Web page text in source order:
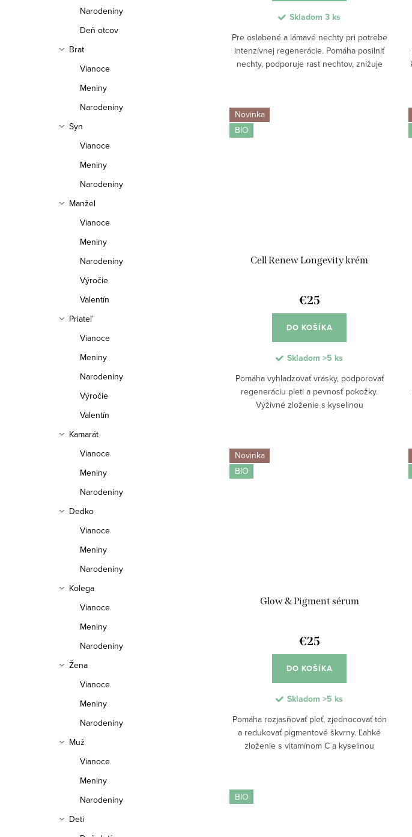
Narodeniny
Deň otcov
Brat
Vianoce
Meniny
Narodeniny
Syn
Vianoce
Meniny
Narodeniny
Manžel
Vianoce
Meniny
Narodeniny
Výročie
Valentín
Priateľ
Vianoce
Meniny
Narodeniny
Výročie
Valentín
Kamarát
Vianoce
Meniny
Narodeniny
Dedko
Vianoce
Meniny
Narodeniny
Kolega
Vianoce
Meniny
Narodeniny
Žena
Vianoce
Meniny
Narodeniny
Muž
Vianoce
Meniny
Narodeniny
Deti
Skladom3 ks
Pre oslabené a lámavé nechty pri potrebe
intenzívnej regenerácie. Pomáha posilniť
nechty, podporuje rast nechtov, znižuje
Novinka
BIO
Cell Renew Longevity krém
€25
DO KOŠÍKA
Skladom>5 ks
Pomáha vyhladzovať vrásky, podporovať
regeneráciu pleti a pevnosť pokožky.
Výživné zloženie s kyselinou
Novinka
BIO
Glow & Pigment sérum
€25
DO KOŠÍKA
Skladom>5 ks
Pomáha rozjasňovať pleť, zjednocovať tón
a redukovať pigmentové škvrny. Ľahké
zloženie s vitamínom C a kyselinou
BIO